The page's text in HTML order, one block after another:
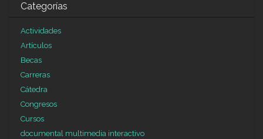
Categorías
Actividades
Artículos
Becas
Carreras
Cátedra
Congresos
Cursos
documental multimedia interactivo